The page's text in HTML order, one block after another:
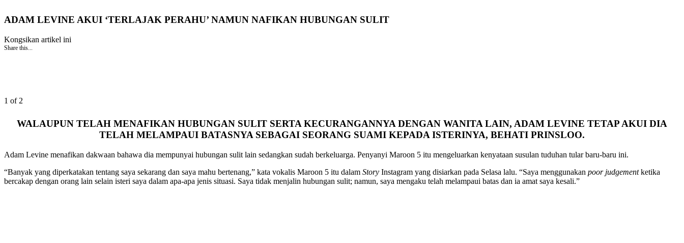
ADAM LEVINE AKUI ‘TERLAJAK PERAHU’ NAMUN NAFIKAN HUBUNGAN SULIT
Kongsikan artikel ini
Share this...
1 of 2
WALAUPUN TELAH MENAFIKAN HUBUNGAN SULIT SERTA KECURANGANNYA DENGAN WANITA LAIN, ADAM LEVINE TETAP AKUI DIA
TELAH MELAMPAUI BATASNYA SEBAGAI SEORANG SUAMI KEPADA ISTERINYA, BEHATI PRINSLOO.
Adam Levine menafikan dakwaan bahawa dia mempunyai hubungan sulit lain sedangkan sudah berkeluarga. Penyanyi Maroon 5 itu mengeluarkan kenyataan susulan tuduhan tular baru-baru ini.
“Banyak yang diperkatakan tentang saya sekarang dan saya mahu bertenang,” kata vokalis Maroon 5 itu dalam Story Instagram yang disiarkan pada Selasa lalu. “Saya menggunakan poor judgementketika
bercakap dengan orang lain selain isteri saya dalam apa-apa jenis situasi. Saya tidak menjalin hubungan sulit; namun, saya mengaku telah melampaui batas dan ia amat saya kesali.”